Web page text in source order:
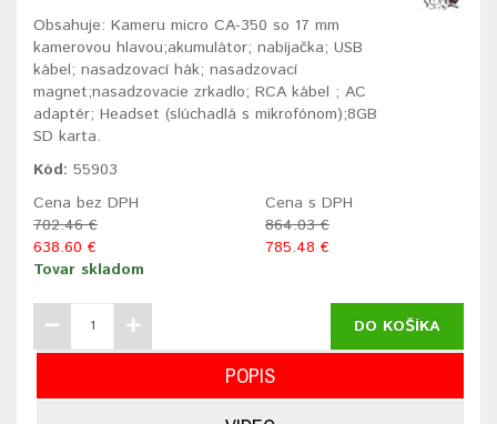
Obsahuje: Kameru micro CA-350 so 17 mm
kamerovou hlavou;akumulátor; nabíjačka; USB
kábel; nasadzovací hák; nasadzovací
magnet;nasadzovacie zrkadlo; RCA kábel ; AC
adaptér; Headset (slúchadlá s mikrofónom);8GB
SD karta.
Kód: 55903
Cena bez DPH
702.46 €
638.60 €
Cena s DPH
864.03 €
785.48 €
Tovar skladom
DO KOŠÍKA
POPIS